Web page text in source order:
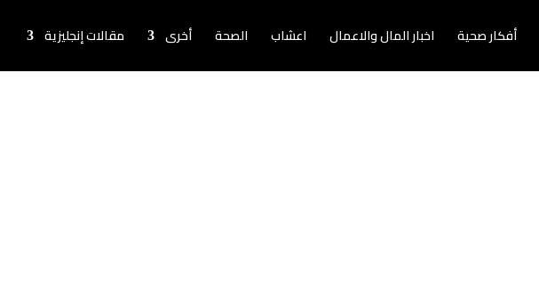
أفكار صحية اخبار المال والاعمال اعشاب الصحة أخرى مقالات إنجليزية